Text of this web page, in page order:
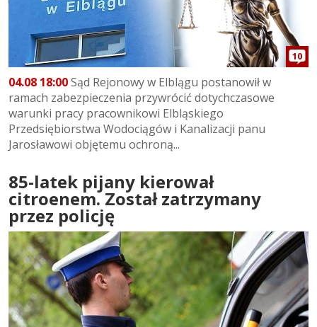
10
04.08 18:00Sąd Rejonowy w Elblągu postanowił w
ramach zabezpieczenia przywrócić dotychczasowe
warunki pracy pracownikowi Elbląskiego
Przedsiębiorstwa Wodociągów i Kanalizacji panu
Jarosławowi objętemu ochroną...
85-latek pijany kierował
citroenem. Został zatrzymany
przez policję